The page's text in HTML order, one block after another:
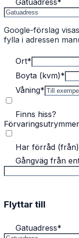
Gatuadress*
Google-förslag
fylla i adressen
Ort*
Boyta (kvm)*
Våning*
Finns hiss?
Har förråd (från)
Gångväg från
Flyttar till
Gatuadress*